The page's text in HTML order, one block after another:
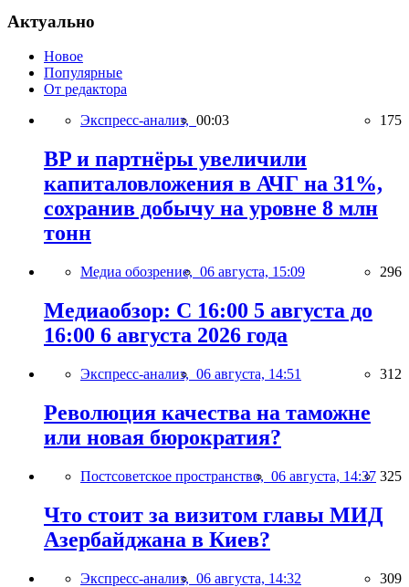
Актуально
Новое
Популярные
От редактора
Экспресс-анализ, 00:03 175
BP и партнёры увеличили
капиталовложения в АЧГ на 31%,
сохранив добычу на уровне 8 млн
тонн
Медиа обозрение, 06 августа, 15:09 296
Медиаобзор: С 16:00 5 августа до
16:00 6 августа 2026 года
Экспресс-анализ, 06 августа, 14:51 312
Революция качества на таможне
или новая бюрократия?
Постсоветское пространство, 06 августа, 14:37 325
Что стоит за визитом главы МИД
Азербайджана в Киев?
Экспресс-анализ, 06 августа, 14:32 309